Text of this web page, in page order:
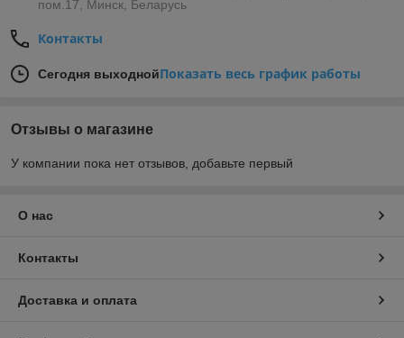
пом.17, Минск, Беларусь
Контакты
Сегодня выходнойПоказать весь график работы
Отзывы о магазине
У компании пока нет отзывов, добавьте первый
О нас
Контакты
Доставка и оплата